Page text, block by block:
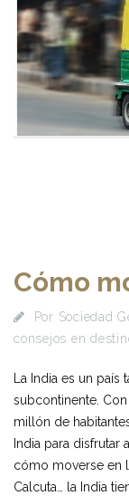
Cómo
Por Sociedad
consejos en
La India es un
subcontinente.
millón de
India para
cómo moverse en
Calcuta… la India